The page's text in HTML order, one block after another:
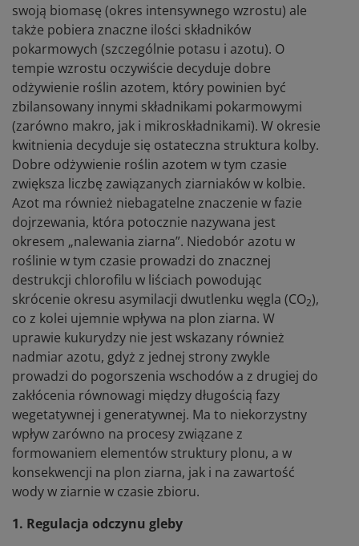
swoją biomasę (okres intensywnego wzrostu) ale
także pobiera znaczne ilości składników
pokarmowych (szczególnie potasu i azotu). O
tempie wzrostu oczywiście decyduje dobre
odżywienie roślin azotem, który powinien być
zbilansowany innymi składnikami pokarmowymi
(zarówno makro, jak i mikroskładnikami). W okresie
kwitnienia decyduje się ostateczna struktura kolby.
Dobre odżywienie roślin azotem w tym czasie
zwiększa liczbę zawiązanych ziarniaków w kolbie.
Azot ma również niebagatelne znaczenie w fazie
dojrzewania, która potocznie nazywana jest
okresem „nalewania ziarna”. Niedobór azotu w
roślinie w tym czasie prowadzi do znacznej
destrukcji chlorofilu w liściach powodując
skrócenie okresu asymilacji dwutlenku węgla (CO2),
co z kolei ujemnie wpływa na plon ziarna. W
uprawie kukurydzy nie jest wskazany również
nadmiar azotu, gdyż z jednej strony zwykle
prowadzi do pogorszenia wschodów a z drugiej do
zakłócenia równowagi między długością fazy
wegetatywnej i generatywnej. Ma to niekorzystny
wpływ zarówno na procesy związane z
formowaniem elementów struktury plonu, a w
konsekwencji na plon ziarna, jak i na zawartość
wody w ziarnie w czasie zbioru.
1. Regulacja odczynu gleby